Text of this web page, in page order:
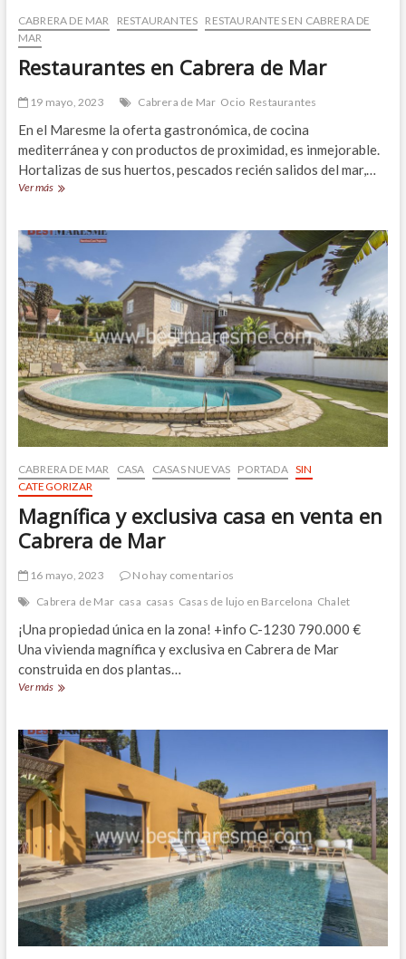
CABRERA DE MAR RESTAURANTES RESTAURANTES EN CABRERA DE
MAR
Restaurantes en Cabrera de Mar
19 mayo, 2023 Cabrera de Mar Ocio Restaurantes
En el Maresme la oferta gastronómica, de cocina
mediterránea y con productos de proximidad, es inmejorable.
Hortalizas de sus huertos, pescados recién salidos del mar,…
Ver másRestaurantes
de
CABRERA DE MAR CASA CASAS NUEVAS PORTADA SIN
CATEGORIZAR
Magnífica y exclusiva casa en venta en
Cabrera de Mar
16 mayo, 2023
No hay comentarios
Cabrera de Mar casa casas Casas de lujo en Barcelona Chalet
¡Una propiedad única en la zona! +info C-1230 790.000 €
Una vivienda magnífica y exclusiva en Cabrera de Mar
construida en dos plantas…
Ver másMagnífica
casa
en
venta
en
Cabrera
de
Mar